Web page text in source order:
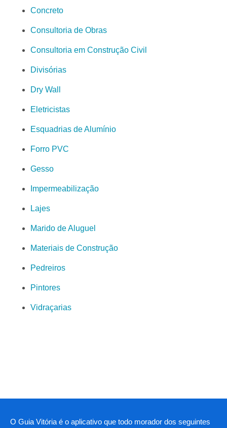
Concreto
Consultoria de Obras
Consultoria em Construção Civil
Divisórias
Dry Wall
Eletricistas
Esquadrias de Alumínio
Forro PVC
Gesso
Impermeabilização
Lajes
Marido de Aluguel
Materiais de Construção
Pedreiros
Pintores
Vidraçarias
O Guia Vitória é o aplicativo que todo morador dos seguintes